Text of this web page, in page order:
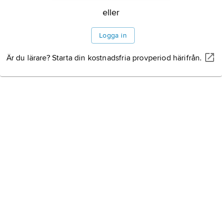
eller
Logga in
Är du lärare? Starta din kostnadsfria provperiod härifrån.